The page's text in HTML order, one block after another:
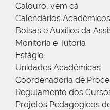
Calouro, vem cá
Calendários Acadêmicos
Bolsas e Auxílios da
Monitoria e Tutoria
Estágio
Unidades Acadêmicas
Coordenadoria de
Regulamento dos
Projetos Pedagógicos